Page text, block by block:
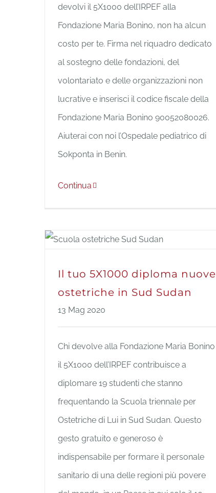
devolvi il 5X1000 dell’IRPEF alla
Fondazione Maria Bonino, non ha alcun
costo per te. Firma nel riquadro dedicato
al sostegno delle fondazioni, del
volontariato e delle organizzazioni non
lucrative e inserisci il codice fiscale della
Fondazione Maria Bonino 90052080026.
Aiuterai con noi l’Ospedale pediatrico di
Sokponta in Benin.
Continua
Il tuo 5X1000 diploma nuove
ostetriche in Sud Sudan
13 Mag 2020
Chi devolve alla Fondazione Maria Bonino
il 5X1000 dell’IRPEF contribuisce a
diplomare 19 studenti che stanno
frequentando la Scuola triennale per
Ostetriche di Lui in Sud Sudan. Questo
gesto gratuito e generoso è
indispensabile per formare il personale
sanitario di una delle regioni più povere